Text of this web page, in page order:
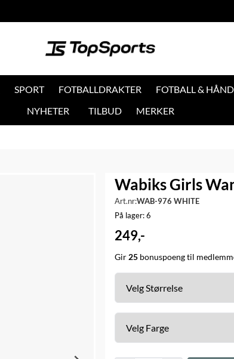
SPORT FOTBALLDRAKTER FOTBALL &
NYHETER
TILBUD MERKER
Wabiks Girls
Art.nr:WAB-976 WHITE
På lager: 6
249,-
Gir 25 bonuspoeng til